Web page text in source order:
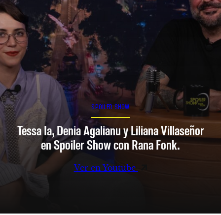
SPOILER SHOW
Tessa Ia, Denia Agalianu y Liliana Villaseñor
en Spoiler Show con Rana Fonk.
Ver en Youtube